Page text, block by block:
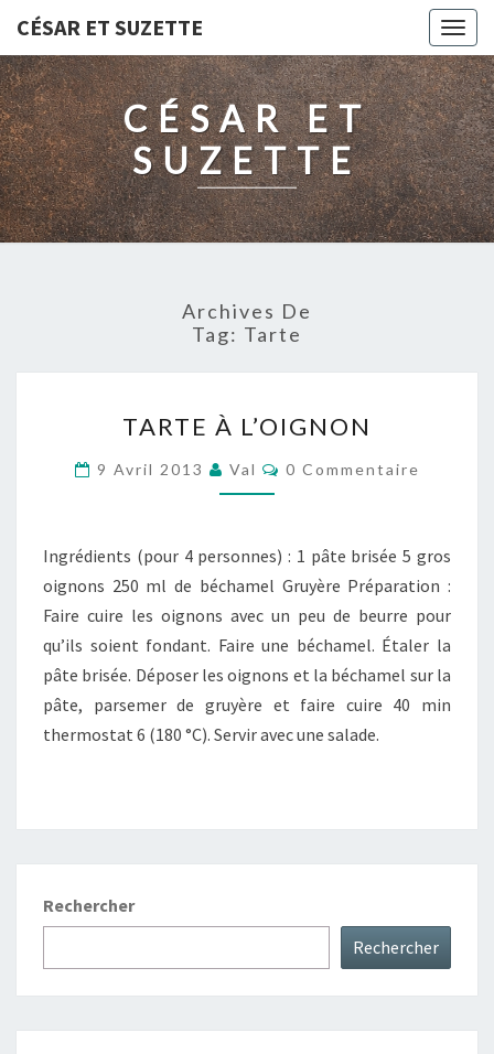
CÉSAR ET SUZETTE
CÉSAR ET
SUZETTE
Archives De
Tag: Tarte
À
L’OIGNON
TARTE À L’OIGNON
9 Avril 2013 Val Commentaires
0 Commentaire
Ingrédients (pour 4 personnes) : 1 pâte brisée 5 gros
oignons 250 ml de béchamel Gruyère Préparation :
Faire cuire les oignons avec un peu de beurre pour
qu’ils soient fondant. Faire une béchamel. Étaler la
pâte brisée. Déposer les oignons et la béchamel sur la
pâte, parsemer de gruyère et faire cuire 40 min
thermostat 6 (180 °C). Servir avec une salade.
Rechercher
Rechercher